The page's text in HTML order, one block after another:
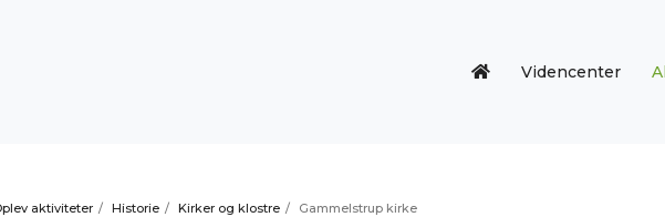
Videncenter
aktiviteter / Historie / Kirker og klostre / Gammelstrup kirke